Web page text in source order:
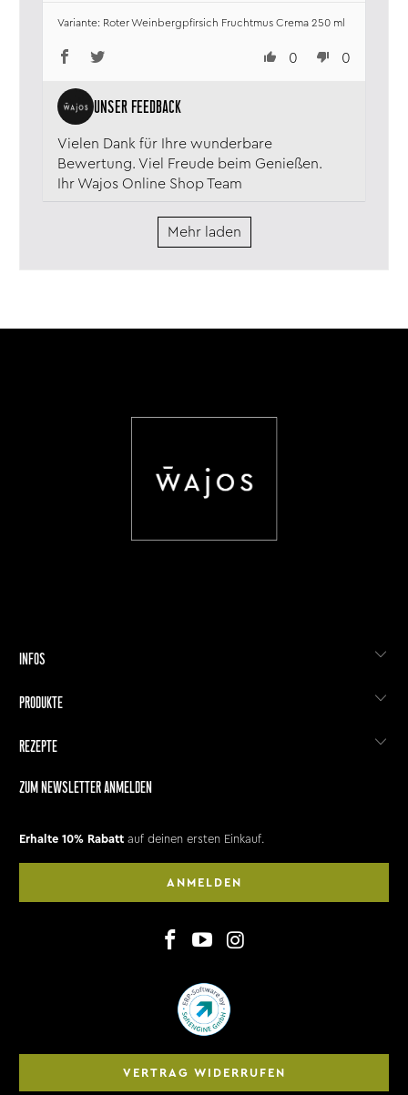
0 0
Vielen Dank für Ihre wunderbare
Bewertung. Viel Freude beim Genießen.
Ihr Wajos Online Shop Team
Roter Weinbergpfirsich Fruchtmus Crema 250 ml
Mehr laden
INFOS
PRODUKTE
REZEPTE
ZUM NEWSLETTER ANMELDEN
Erhalte 10% Rabatt auf deinen ersten Einkauf.
ANMELDEN
VERTRAG WIDERRUFEN